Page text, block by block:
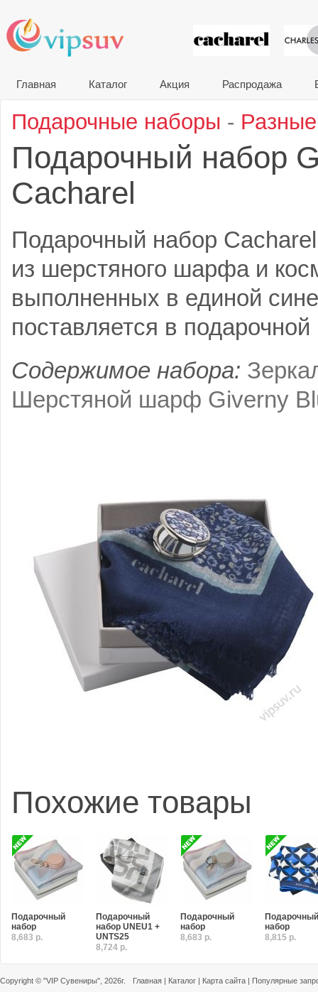
VIP
Главная Каталог Акция Распродажа
Подарочные наборы -
Подарочный набор
Cacharel
Подарочный набор
из шерстяного шарфа и
выполненных в единой
поставляется в
Содержимое набора:
Шерстяной шарф Giverny
Похожие товары
Подарочный
набор
8,683 р.
Подарочный
набор UNEU1 +
UNTS25
8,724 р.
Подарочный
набор
8,683 р.
Подарочный
набор
8,815 р.
Copyright © "VIP Сувениры" , 2026г. Главная | Каталог | Карта сайта | Популярные